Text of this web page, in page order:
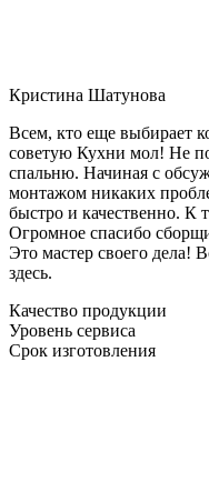
Кристина Шатунова
Всем, кто еще выбирает
советую Кухни мол! Не
спальню. Начиная с
монтажом никаких
быстро и качественно. К
Огромное спасибо
Это мастер своего дела!
здесь.
Качество продукции
Уровень сервиса
Срок изготовления